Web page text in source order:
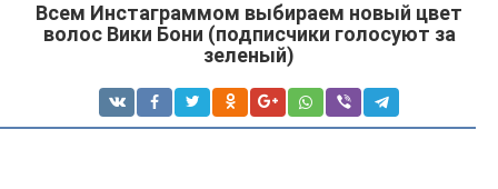
Всем Инстаграммом выбираем новый цвет
волос Вики Бони (подписчики голосуют за
зеленый)